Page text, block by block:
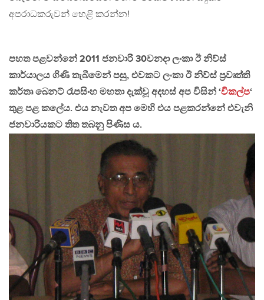
අපරාධකරුවන් හෙළි කරන්න!
පහත පළවන්නේ 2011 ජනවාරි 30වනදා ලංකා ඊ නිව්ස්
කාර්යාලය ගිණි තැබීමෙන් පසු, එවකට ලංකා ඊ නිව්ස් ප්‍රවෘත්ති
කර්තෘ බෙනට් රෑපසිංහ මහතා දැක්වූ අදහස් අප විසින් ‘විකල්ප‘
තුළ පළ කලේය. එය නැවත අප මෙහි එය පළකරන්නේ එවැනි
ජනවාරියකට තිත තබනු පිණිස ය.